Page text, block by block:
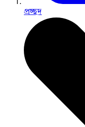
প্রচ্ছদ